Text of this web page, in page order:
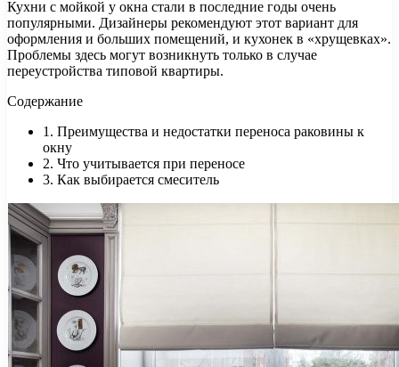
Кухни с мойкой у окна стали в последние годы очень
популярными. Дизайнеры рекомендуют этот вариант для
оформления и больших помещений, и кухонек в «хрущевках».
Проблемы здесь могут возникнуть только в случае
переустройства типовой квартиры.
Содержание
1. Преимущества и недостатки переноса раковины к
окну
2. Что учитывается при переносе
3. Как выбирается смеситель